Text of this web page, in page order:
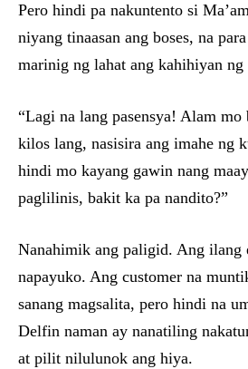
Pero hindi pa nakuntento si
niyang tinaasan ang boses, na
marinig ng lahat ang kahihiyan ng
“Lagi na lang pasensya! Alam mo
kilos lang, nasisira ang imahe ng
hindi mo kayang gawin nang
paglilinis, bakit ka pa nandito?”
Nanahimik ang paligid. Ang ilang
napayuko. Ang customer na
sanang magsalita, pero hindi na
Delfin naman ay nanatiling
at pilit nilulunok ang hiya.